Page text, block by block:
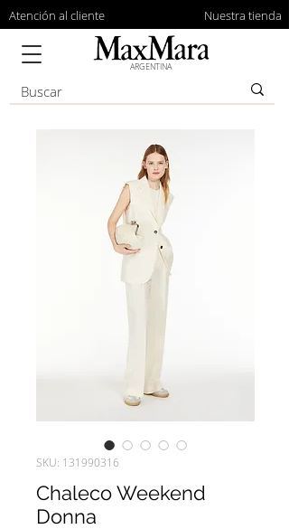
Atención al cliente Nuestra tienda
ARGENTINA
SKU: 131990316
Chaleco Weekend
Donna